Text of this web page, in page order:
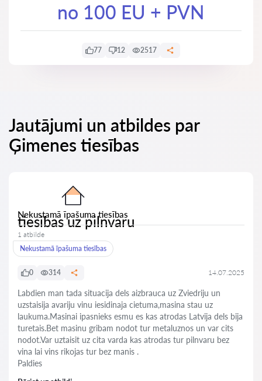
no 100 EU + PVN
77 12 2517
Jautājumi un atbildes par
Ģimenes tiesības
Nekustamā īpašuma tiesības
tiesibas uz pilnvaru
1 atbilde
Nekustamā īpašuma tiesības
0 314 14.07.2025
Labdien man tada situacija dels aizbrauca uz Zviedriju un
uzstaisija avariju vinu iesidinaja cietuma,masina stau uz
laukuma.Masinai ipasnieks esmu es kas atrodas Latvija dels bija
turetais.Bet masinu gribam nodot tur metaluznos un var cits
nodot.Var uztaisit uz cita varda kas atrodas tur pilnvaru bez
vina lai vins rikojas tur bez manis .
Paldies